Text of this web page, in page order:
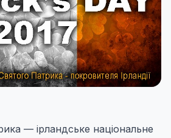
— ірландське національне